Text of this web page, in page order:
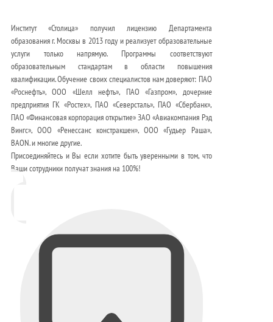
Институт «Столица» получил лицензию Департамента
образования г. Москвы в 2013 году и реализует образовательные
услуги только напрямую. Программы соответствуют
образовательным стандартам в области повышения
квалификации. Обучение своих специалистов нам доверяют: ПАО
«Роснефть», ООО «Шелл нефть», ПАО «Газпром», дочерние
предприятия ГК «Ростех», ПАО «Северсталь», ПАО «Сбербанк»,
ПАО «Финансовая корпорация открытие» ЗАО «Авиакомпания Рэд
Вингс», ООО «Ренессанс констракшен», ООО «Гудьер Раша»,
BAON. и многие другие.
Присоединяйтесь и Вы если хотите быть уверенными в том, что
Ваши сотрудники получат знания на 100%!